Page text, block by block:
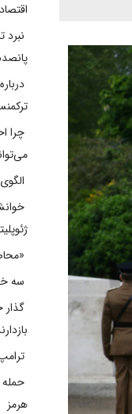
چرا
سه
گذار
هرمز